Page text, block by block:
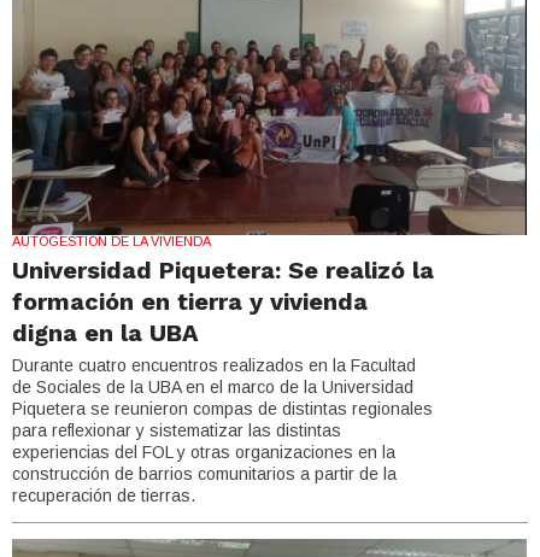
AUTOGESTIÓN DE LA VIVIENDA
Universidad Piquetera: Se realizó la
formación en tierra y vivienda
digna en la UBA
Durante cuatro encuentros realizados en la Facultad
de Sociales de la UBA en el marco de la Universidad
Piquetera se reunieron compas de distintas regionales
para reflexionar y sistematizar las distintas
experiencias del FOL y otras organizaciones en la
construcción de barrios comunitarios a partir de la
recuperación de tierras.